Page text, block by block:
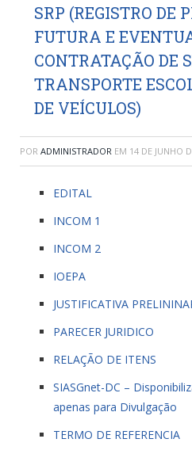
SRP (REGISTRO DE
FUTURA E
CONTRATAÇÃO DE
TRANSPORTE
DE VEÍCULOS)
POR ADMINISTRADOR EM 14 DE JUNHO
EDITAL
INCOM 1
INCOM 2
IOEPA
JUSTIFICATIVA
PARECER JURIDICO
RELAÇÃO DE ITENS
SIASGnet-DC –
apenas para Divulgação
TERMO DE REFERENCIA